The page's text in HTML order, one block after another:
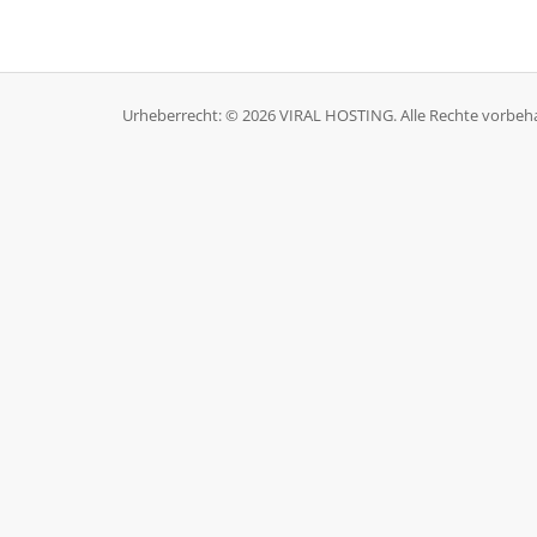
Urheberrecht: © 2026 VIRAL HOSTING. Alle Rechte